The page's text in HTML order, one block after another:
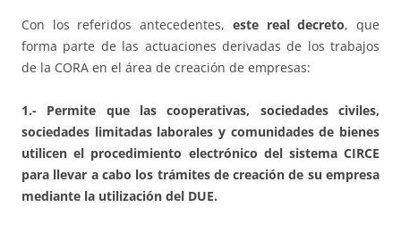
Con los referidos antecedentes, este real decreto, que
forma parte de las actuaciones derivadas de los trabajos
de la CORA en el área de creación de empresas:
1.- Permite que las cooperativas, sociedades civiles,
sociedades limitadas laborales y comunidades de bienes
utilicen el procedimiento electrónico del sistema CIRCE
para llevar a cabo los trámites de creación de su empresa
mediante la utilización del DUE.